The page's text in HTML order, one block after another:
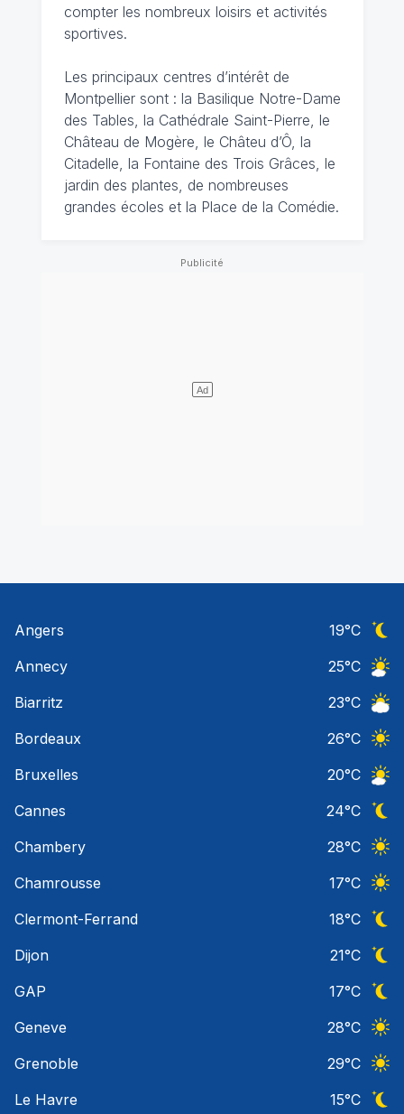
compter les nombreux loisirs et activités
sportives.
Les principaux centres d’intérêt de
Montpellier sont : la Basilique Notre-Dame
des Tables, la Cathédrale Saint-Pierre, le
Château de Mogère, le Châteu d’Ô, la
Citadelle, la Fontaine des Trois Grâces, le
jardin des plantes, de nombreuses
grandes écoles et la Place de la Comédie.
Angers 19°C
Annecy
25°C
Biarritz
23°C
Bordeaux
26°C
Bruxelles
20°C
Cannes
24°C
Chambery
28°C
Chamrousse
17°C
Clermont-Ferrand
18°C
Dijon
21°C
GAP
17°C
Geneve
28°C
Grenoble
29°C
Le Havre
15°C